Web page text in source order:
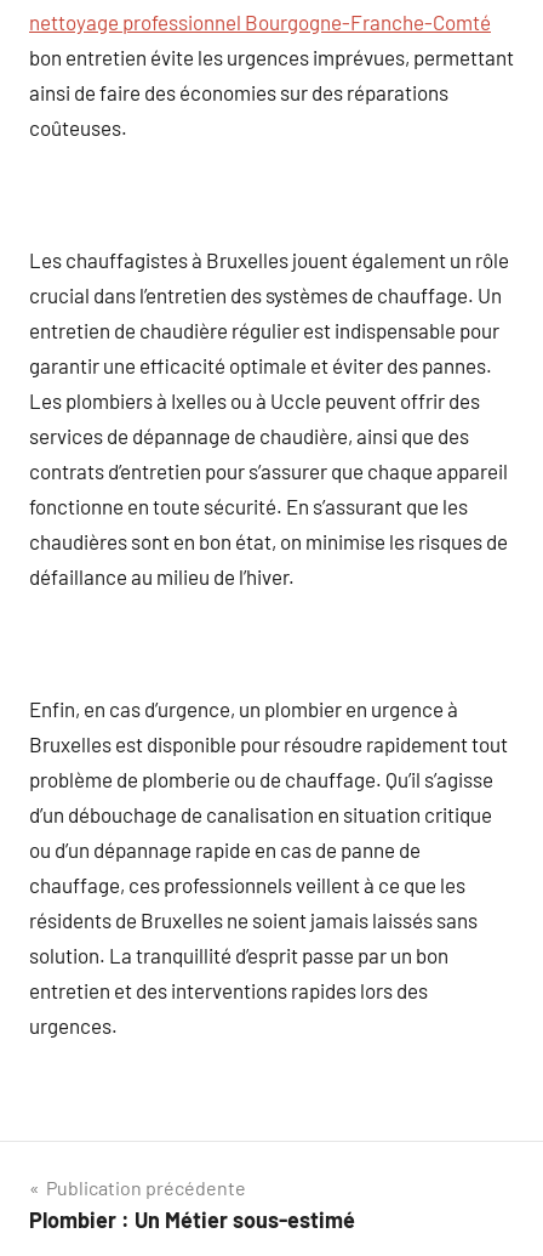
nettoyage professionnel Bourgogne-Franche-Comté
bon entretien évite les urgences imprévues, permettant
ainsi de faire des économies sur des réparations
coûteuses.
Les chauffagistes à Bruxelles jouent également un rôle
crucial dans l’entretien des systèmes de chauffage. Un
entretien de chaudière régulier est indispensable pour
garantir une efficacité optimale et éviter des pannes.
Les plombiers à Ixelles ou à Uccle peuvent offrir des
services de dépannage de chaudière, ainsi que des
contrats d’entretien pour s’assurer que chaque appareil
fonctionne en toute sécurité. En s’assurant que les
chaudières sont en bon état, on minimise les risques de
défaillance au milieu de l’hiver.
Enfin, en cas d’urgence, un plombier en urgence à
Bruxelles est disponible pour résoudre rapidement tout
problème de plomberie ou de chauffage. Qu’il s’agisse
d’un débouchage de canalisation en situation critique
ou d’un dépannage rapide en cas de panne de
chauffage, ces professionnels veillent à ce que les
résidents de Bruxelles ne soient jamais laissés sans
solution. La tranquillité d’esprit passe par un bon
entretien et des interventions rapides lors des
urgences.
Navigation
de
Publication précédente
Plombier : Un Métier sous-estimé